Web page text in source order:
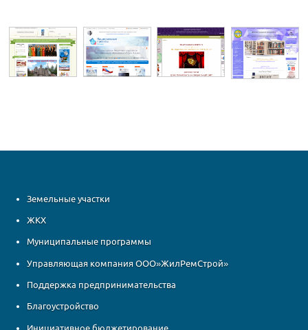
Земельные участки
ЖКХ
Муниципальные программы
Управляющая компания ООО»ЖилРемСтрой»
Поддержка предпринимательства
Благоустройство
Инициативное бюджетирование